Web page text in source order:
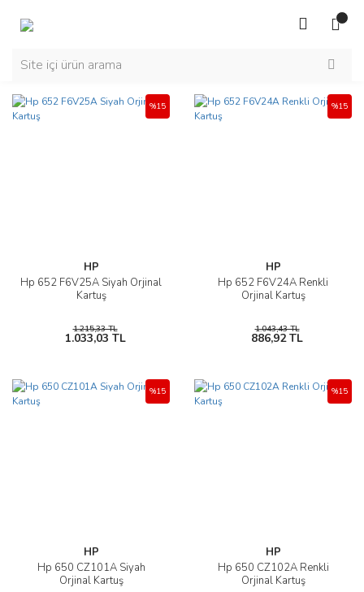
HP
Hp 652 F6V25A Siyah Orjinal
Kartuş
%15
1.215,33 TL
1.033,03 TL
HP
Hp 652 F6V24A Renkli
Orjinal Kartuş
%15
1.043,43 TL
886,92 TL
HP
Hp 650 CZ101A Siyah
Orjinal Kartuş
%15
HP
Hp 650 CZ102A Renkli
Orjinal Kartuş
%15